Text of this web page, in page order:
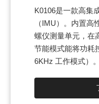
K0106是一款高集
（IMU）。内置高
螺仪测量单元，在
节能模式能将功耗
6KHz 工作模式）。